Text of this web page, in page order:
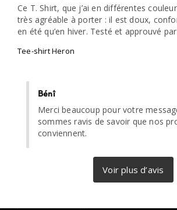
Ce T. Shirt, que j’ai en différentes
très agréable à porter : il est doux,
en été qu’en hiver. Testé et approuvé
Tee-shirt Heron
Bénî
Merci beaucoup pour votre
sommes ravis de savoir que nos
conviennent.